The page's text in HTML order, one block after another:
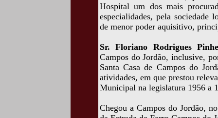
Hospital um dos mais
especialidades, pela sociedade
de menor poder aquisitivo,
Sr. Floriano Rodrigues
Campos do Jordão, inclusive,
Santa Casa de Campos do
atividades, em que prestou
Municipal na legislatura 1956 a
Chegou a Campos do Jordão,